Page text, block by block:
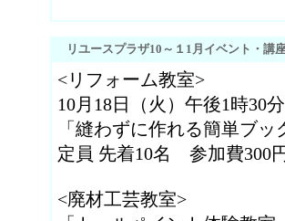
リユースプラザ10～１1月イベント・講
<リフォーム教室>
10月18日（火）午後1時30
「縫わずに作れる簡単ブ
定員 先着10名 参加費300
<廃材工芸教室>